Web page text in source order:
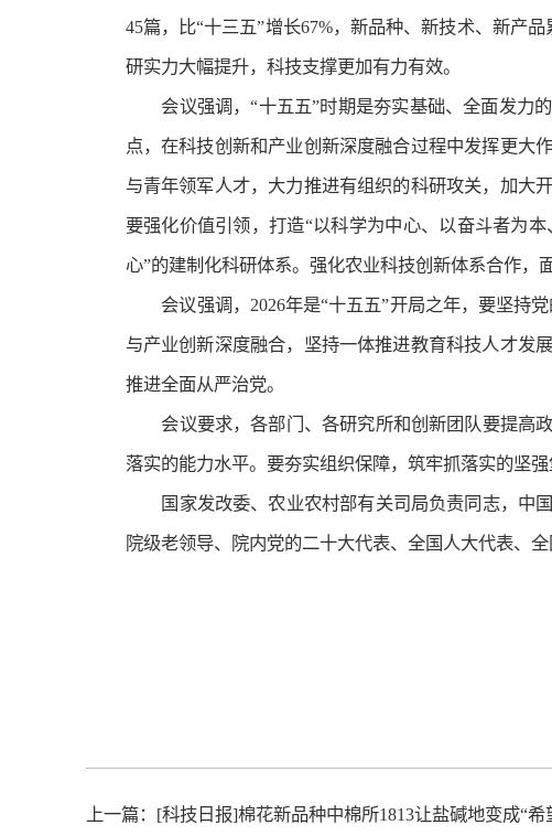
45篇，比“十三五”增长67%，新品种、新技术、新产
研实力大幅提升，科技支撑更加有力有效。
会议强调，“十五五”时期是夯实基础、全面发力
点，在科技创新和产业创新深度融合过程中发挥更大
与青年领军人才，大力推进有组织的科研攻关，加大
要强化价值引领，打造“以科学为中心、以奋斗者为
心”的建制化科研体系。强化农业科技创新体系合作，
会议强调，2026年是“十五五”开局之年，要坚持
与产业创新深度融合，坚持一体推进教育科技人才发
推进全面从严治党。
会议要求，各部门、各研究所和创新团队要提高
落实的能力水平。要夯实组织保障，筑牢抓落实的坚
国家发改委、农业农村部有关司局负责同志，中
院级老领导、院内党的二十大代表、全国人大代表、
上一篇： [科技日报]棉花新品种中棉所1813让盐碱地变成“希